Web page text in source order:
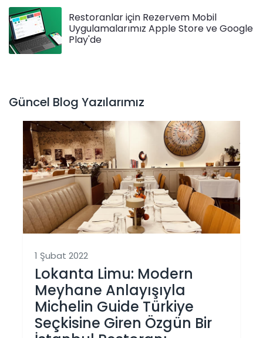
Restoranlar için Rezervem Mobil
Uygulamalarımız Apple Store ve Google
Play'de
Güncel Blog Yazılarımız
1 Şubat 2022
Lokanta Limu: Modern
Meyhane Anlayışıyla
Michelin Guide Türkiye
Seçkisine Giren Özgün Bir